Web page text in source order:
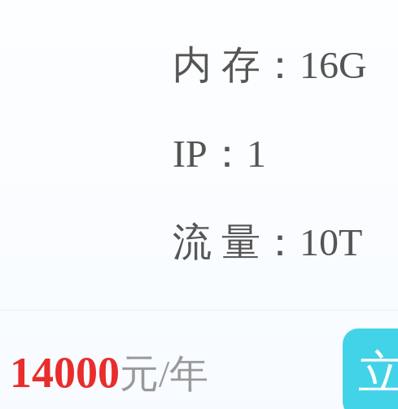
英国伦
内 存：16G
IP：1
流 量：10T
14000元/年